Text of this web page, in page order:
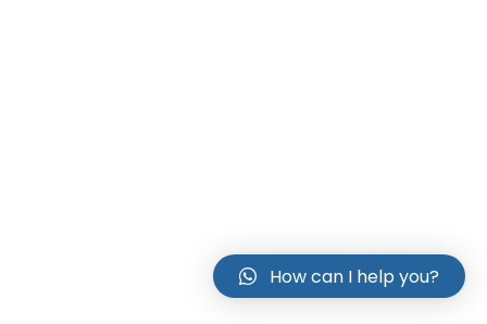
How can I help you?